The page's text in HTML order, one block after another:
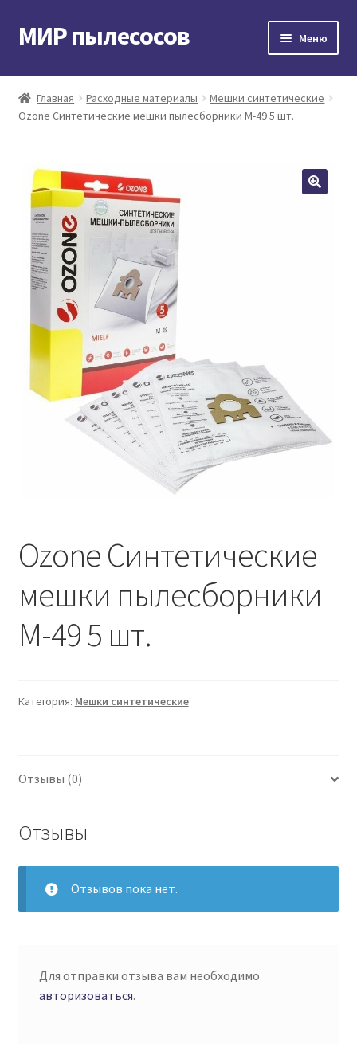
Перейти
к
Перейти
к
МИР пылесосов Меню
Главная
Мой аккаунт
Контакты
Корзина
Главная Расходные материалы
Мешки синтетические
Ozone Синтетические мешки пылесборники M-49 5 шт.
Ozone Синтетические
мешки пылесборники
M-49 5 шт.
Категория: Мешки синтетические
Отзывы (0)
Отзывы
Отзывов пока нет.
Для отправки отзыва вам необходимо
авторизоваться.